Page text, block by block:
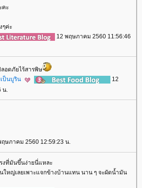
คะ
ๆค่ะ
12 พฤษภาคม 2560 11:56:46
อดภัยไร้สารพิษ
ป็นบูริน
12
น.
ฤษภาคม 2560 12:59:23 น.
งที่มันขึ้นง่ายนี่แหละ
หญ่เลยเพาะแจกข้างบ้านแทน นาน ๆ จะผัดน้ำมัน